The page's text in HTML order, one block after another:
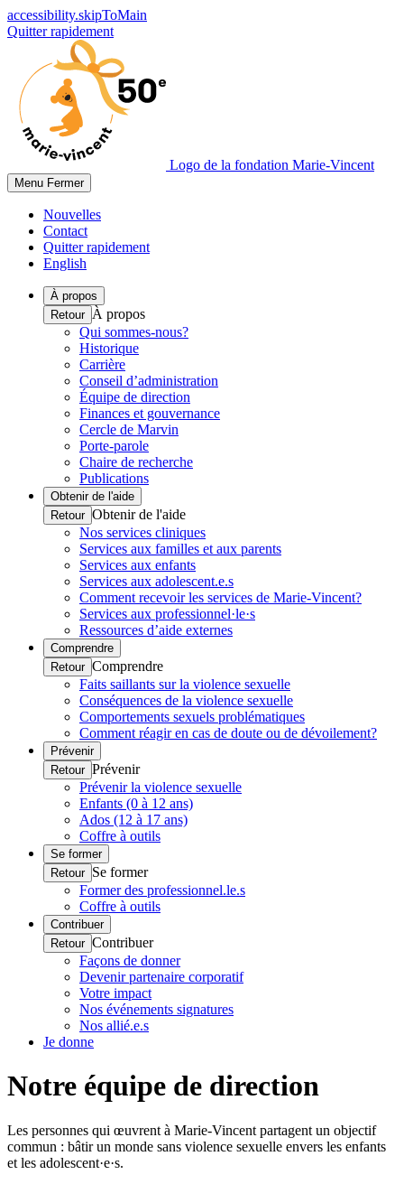
accessibility.skipToMain
Quitter rapidement
Logo de la fondation Marie-Vincent
Menu Fermer
Nouvelles
Contact
Quitter rapidement
English
À propos
Retour À propos
Qui sommes-nous?
Historique
Carrière
Conseil d’administration
Équipe de direction
Finances et gouvernance
Cercle de Marvin
Porte-parole
Chaire de recherche
Publications
Obtenir de l'aide
Retour Obtenir de l'aide
Nos services cliniques
Services aux familles et aux parents
Services aux enfants
Services aux adolescent.e.s
Comment recevoir les services de Marie-Vincent?
Services aux professionnel·le·s
Ressources d’aide externes
Comprendre
Retour Comprendre
Faits saillants sur la violence sexuelle
Conséquences de la violence sexuelle
Comportements sexuels problématiques
Comment réagir en cas de doute ou de dévoilement?
Prévenir
Retour Prévenir
Prévenir la violence sexuelle
Enfants (0 à 12 ans)
Ados (12 à 17 ans)
Coffre à outils
Se former
Retour Se former
Former des professionnel.le.s
Coffre à outils
Contribuer
Retour Contribuer
Façons de donner
Devenir partenaire corporatif
Votre impact
Nos événements signatures
Nos allié.e.s
Je donne
Notre équipe de direction
Les personnes qui œuvrent à Marie-Vincent partagent un objectif
commun : bâtir un monde sans violence sexuelle envers les enfants
et les adolescent·e·s.